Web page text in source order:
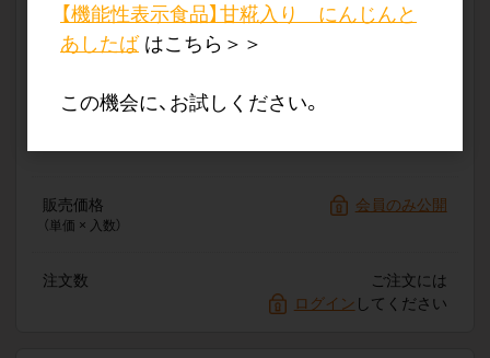
希望小売価格
600円（1個あたり・税抜）
販売価格
（単価 × 入数）
会員のみ公開
注文数
ご注文には
ログイン してください
【機能性表示食品】甘糀入り にんじんと
あしたばはこちら＞＞
この機会に、お試しください。